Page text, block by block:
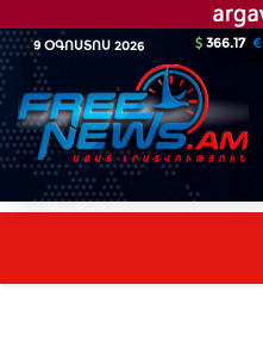
9 ՕԳՈՍՏՈՍ 2026 366.17